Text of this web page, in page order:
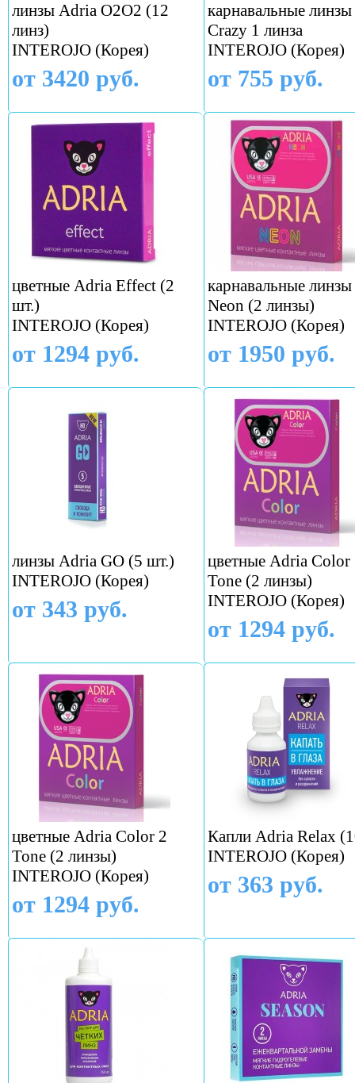
линзы Adria O2O2 (12
линз)
INTEROJO (Корея)
от 3420 руб.
карнавальные
Crazy 1 линза
INTEROJO (Корея)
от 755 руб.
цветные Adria Effect (2
шт.)
INTEROJO (Корея)
от 1294 руб.
карнавальные
Neon (2 линзы)
INTEROJO (Корея)
от 1950 руб.
линзы Adria GO (5 шт.)
INTEROJO (Корея)
от 343 руб.
цветные Adria Color
Tone (2 линзы)
INTEROJO (Корея)
от 1294 руб.
цветные Adria Color 2
Tone (2 линзы)
INTEROJO (Корея)
от 1294 руб.
Капли Adria Relax
INTEROJO (Корея)
от 363 руб.